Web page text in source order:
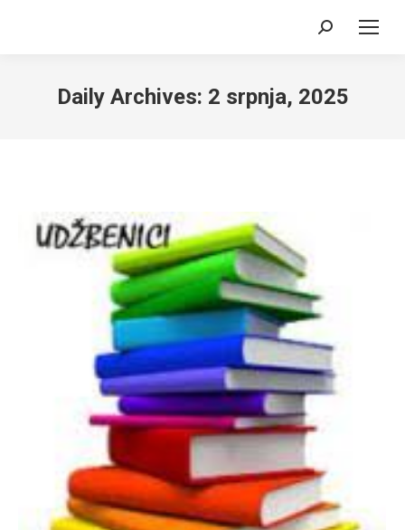
Search:
Daily Archives: 2 srpnja, 2025